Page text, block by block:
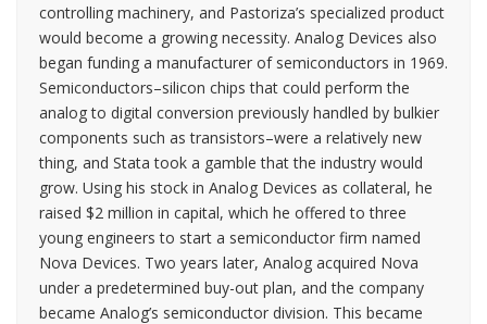
controlling machinery, and Pastoriza’s specialized product
would become a growing necessity. Analog Devices also
began funding a manufacturer of semiconductors in 1969.
Semiconductors–silicon chips that could perform the
analog to digital conversion previously handled by bulkier
components such as transistors–were a relatively new
thing, and Stata took a gamble that the industry would
grow. Using his stock in Analog Devices as collateral, he
raised $2 million in capital, which he offered to three
young engineers to start a semiconductor firm named
Nova Devices. Two years later, Analog acquired Nova
under a predetermined buy-out plan, and the company
became Analog’s semiconductor division. This became